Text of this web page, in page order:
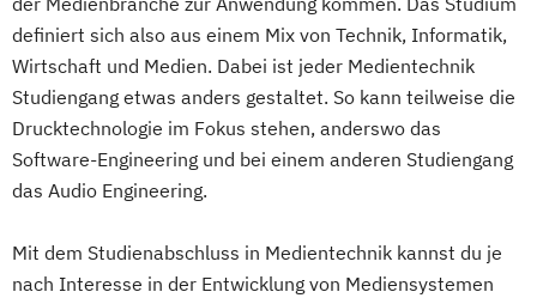
definiert sich also aus einem Mix von Technik, Informatik,
Wirtschaft und Medien. Dabei ist jeder Medientechnik
Studiengang etwas anders gestaltet. So kann teilweise die
Drucktechnologie im Fokus stehen, anderswo das
Software-Engineering und bei einem anderen Studiengang
das Audio Engineering.
Mit dem Studienabschluss in Medientechnik kannst du je
nach Interesse in der Entwicklung von Mediensystemen